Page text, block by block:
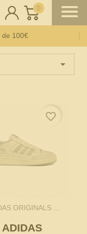
0
de 100€

ORIGINALS ...
ADIDAS
favorite_border